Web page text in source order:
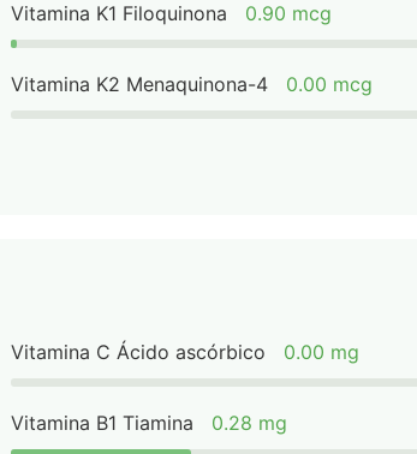
Vitamina K1 Filoquinona 0.90 mcg
Vitamina K2 Menaquinona-4 0.00 mcg
Vitamina C Ácido ascórbico 0.00 mg
Vitamina B1 Tiamina 0.28 mg